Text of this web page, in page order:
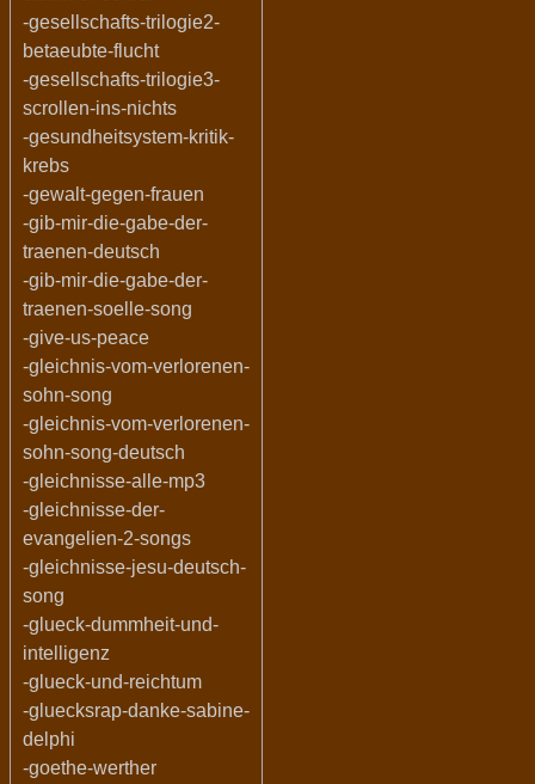
-gesellschafts-trilogie2-
betaeubte-flucht
-gesellschafts-trilogie3-
scrollen-ins-nichts
-gesundheitsystem-kritik-
krebs
-gewalt-gegen-frauen
-gib-mir-die-gabe-der-
traenen-deutsch
-gib-mir-die-gabe-der-
traenen-soelle-song
-give-us-peace
-gleichnis-vom-verlorenen-
sohn-song
-gleichnis-vom-verlorenen-
sohn-song-deutsch
-gleichnisse-alle-mp3
-gleichnisse-der-
evangelien-2-songs
-gleichnisse-jesu-deutsch-
song
-glueck-dummheit-und-
intelligenz
-glueck-und-reichtum
-gluecksrap-danke-sabine-
delphi
-goethe-werther